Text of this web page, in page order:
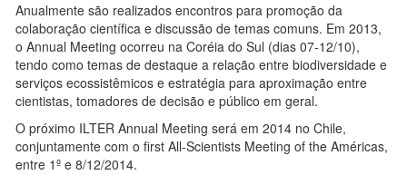
Anualmente são realizados encontros para promoção da
colaboração científica e discussão de temas comuns. Em 2013,
o Annual Meeting ocorreu na Coréia do Sul (dias 07-12/10),
tendo como temas de destaque a relação entre biodiversidade e
serviços ecossistêmicos e estratégia para aproximação entre
cientistas, tomadores de decisão e público em geral.
O próximo ILTER Annual Meeting será em 2014 no Chile,
conjuntamente com o first All-Scientists Meeting of the Américas,
entre 1º e 8/12/2014.